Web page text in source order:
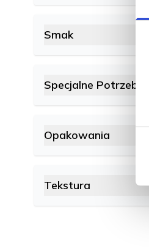
Smak
Specjalne Potrzeby
Opakowania
Tekstura